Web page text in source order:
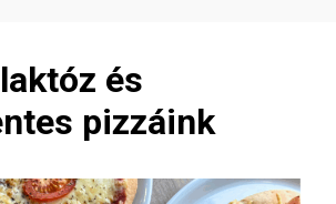
és
pizzáink